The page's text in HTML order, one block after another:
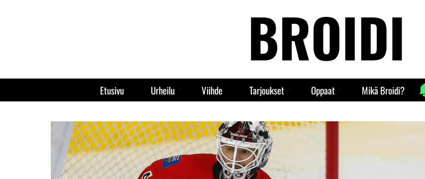
Etusivu Urheilu Viihde Tarjoukset Oppaat Mikä Broidi?